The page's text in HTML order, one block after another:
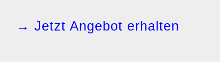
→ Jetzt Angebot erhalten